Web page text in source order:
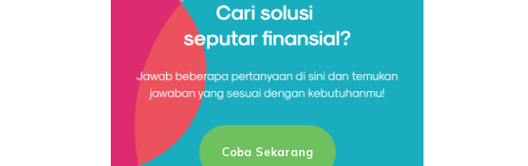
Coba Sekarang